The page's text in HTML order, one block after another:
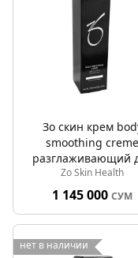
Зо скин крем
smoothing creme
разглаживающий
тела 70мл
Zo Skin Health
1 145 000 СУМ
нет в наличии